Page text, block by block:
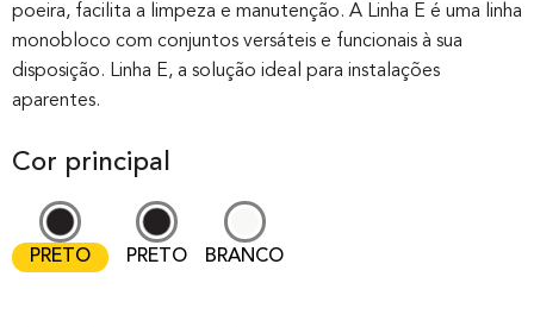
poeira, facilita a limpeza e manutenção. A Linha E é uma linha
monobloco com conjuntos versáteis e funcionais à sua
disposição. Linha E, a solução ideal para instalações
aparentes.
Cor principal
PRETO PRETO BRANCO